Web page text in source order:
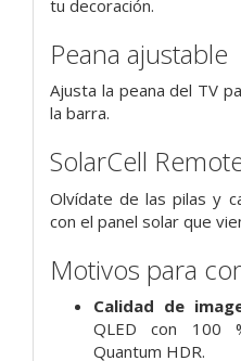
tu decoración.
Peana ajustable
Ajusta la peana del TV
la barra.
SolarCell
Olvídate de las pilas y
con el panel solar que
Motivos para
Calidad de
QLED con 100
Quantum HDR.